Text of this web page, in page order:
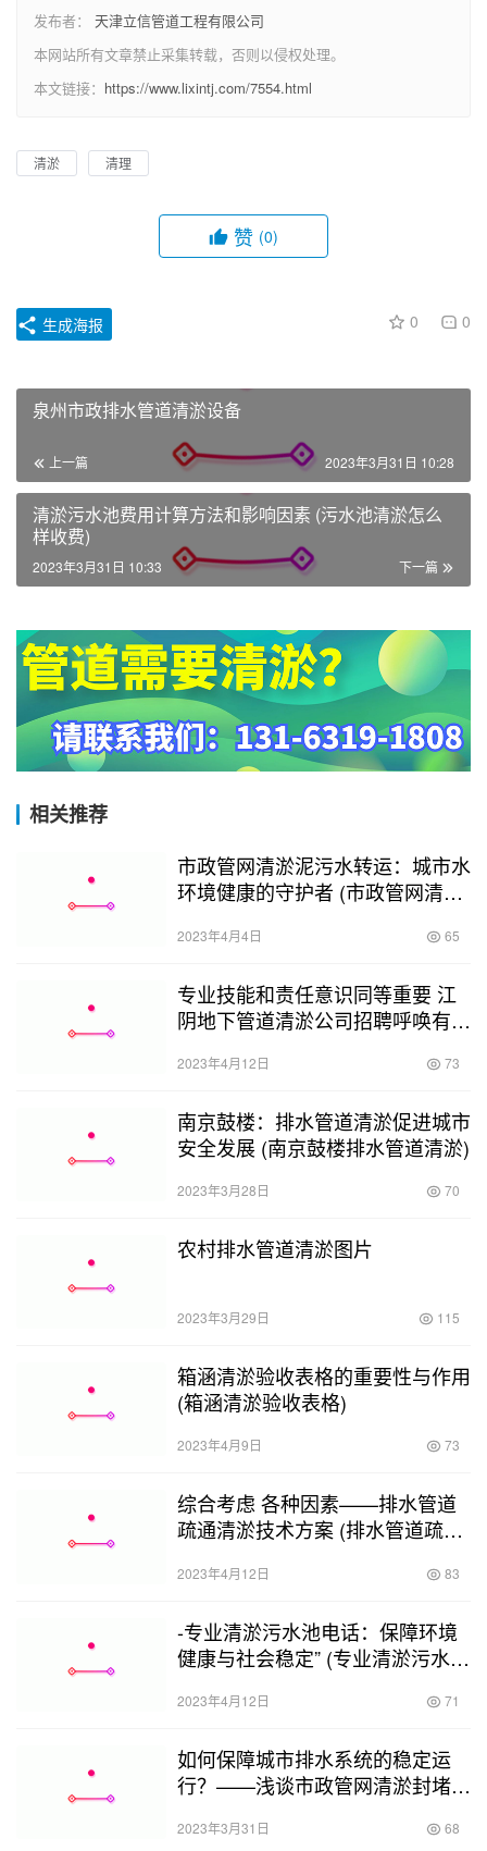
发布者： 天津立信管道工程有限公司
本网站所有文章禁止采集转载，否则以侵权处理。
本文链接： https://www.lixintj.com/7554.html
清淤 清理
赞 (0)
0 0
生成海报
泉州市政排水管道清淤设备
上一篇 2023年3月31日 10:28
清淤污水池费用计算方法和影响因素 (污水池清淤怎么
样收费)
下一篇
2023年3月31日 10:33
相关推荐
市政管网清淤泥污水转运：城市水
环境健康的守护者 (市政管网清淤
2023年4月4日 65
专业技能和责任意识同等重要 江
阴地下管道清淤公司招聘呼唤有志
2023年4月12日 73
南京鼓楼：排水管道清淤促进城市
安全发展 (南京鼓楼排水管道清淤)
2023年3月28日 70
农村排水管道清淤图片
2023年3月29日 115
箱涵清淤验收表格的重要性与作用
(箱涵清淤验收表格)
2023年4月9日 73
综合考虑 各种因素——排水管道
疏通清淤技术方案 (排水管道疏通
2023年4月12日 83
-专业清淤污水池电话：保障环境
健康与社会稳定” (专业清淤污水池
2023年4月12日 71
如何保障城市排水系统的稳定运
行？——浅谈市政管网清淤封堵工
程)
2023年3月31日 68